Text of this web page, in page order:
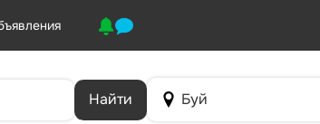
Найти Буй